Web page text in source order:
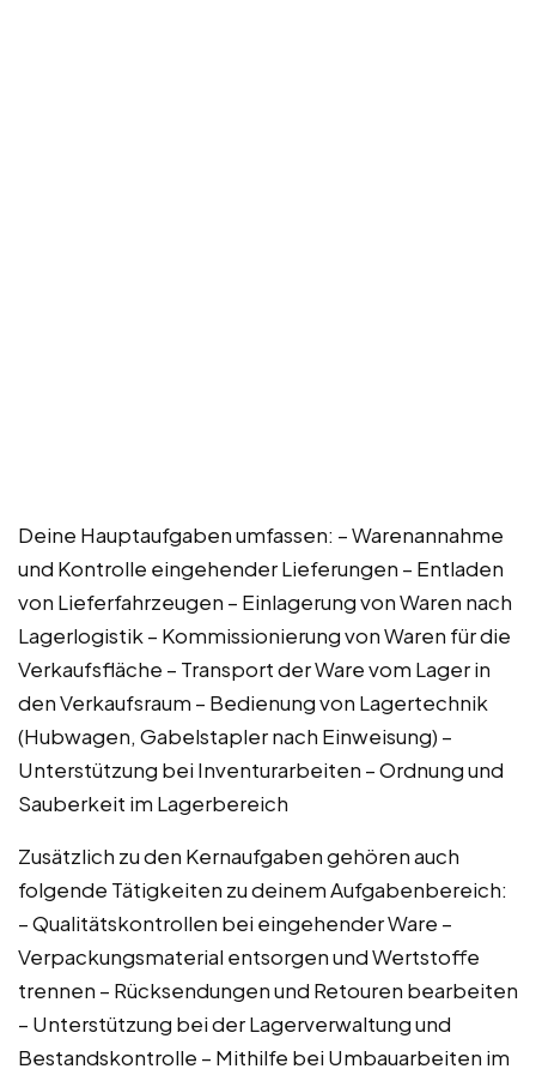
Deine Hauptaufgaben umfassen: – Warenannahme
und Kontrolle eingehender Lieferungen – Entladen
von Lieferfahrzeugen – Einlagerung von Waren nach
Lagerlogistik – Kommissionierung von Waren für die
Verkaufsfläche – Transport der Ware vom Lager in
den Verkaufsraum – Bedienung von Lagertechnik
(Hubwagen, Gabelstapler nach Einweisung) –
Unterstützung bei Inventurarbeiten – Ordnung und
Sauberkeit im Lagerbereich
Zusätzlich zu den Kernaufgaben gehören auch
folgende Tätigkeiten zu deinem Aufgabenbereich:
– Qualitätskontrollen bei eingehender Ware –
Verpackungsmaterial entsorgen und Wertstoffe
trennen – Rücksendungen und Retouren bearbeiten
– Unterstützung bei der Lagerverwaltung und
Bestandskontrolle – Mithilfe bei Umbauarbeiten im